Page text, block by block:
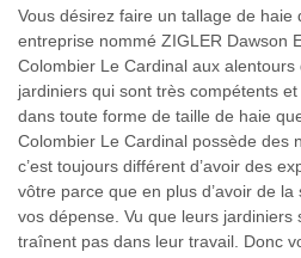
Vous désirez faire un tallage de haie
entreprise nommé ZIGLER Dawson
Colombier Le Cardinal aux
jardiniers qui sont très compétents
dans toute forme de taille de haie
Colombier Le Cardinal possède des
c’est toujours différent d’avoir des
vôtre parce que en plus d’avoir de
vos dépense. Vu que leurs jardiniers
traînent pas dans leur travail. Donc